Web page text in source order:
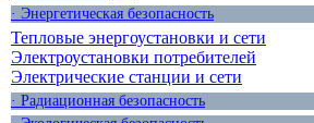
· Энергетическая безопасность
Тепловые энергоустановки и сети
Электроустановки потребителей
Электрические станции и сети
· Радиационная безопасность